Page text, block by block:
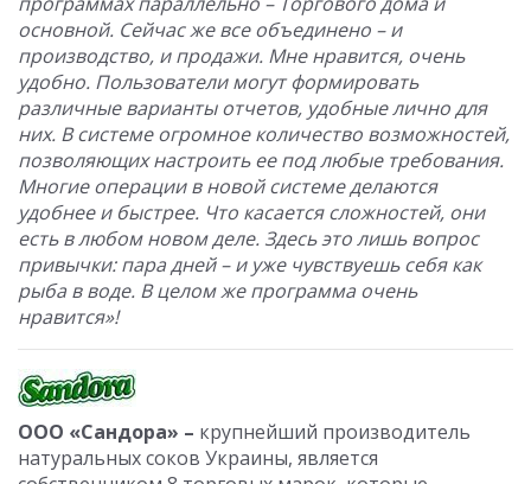
основной. Сейчас же все объединено – и
производство, и продажи. Мне нравится, очень
удобно. Пользователи могут формировать
различные варианты отчетов, удобные лично для
них. В системе огромное количество возможностей,
позволяющих настроить ее под любые требования.
Многие операции в новой системе делаются
удобнее и быстрее. Что касается сложностей, они
есть в любом новом деле. Здесь это лишь вопрос
привычки: пара дней – и уже чувствуешь себя как
рыба в воде. В целом же программа очень
нравится»!
ООО «Са­н­до­ра» – крупнейший производитель
натуральных соков Украины, является